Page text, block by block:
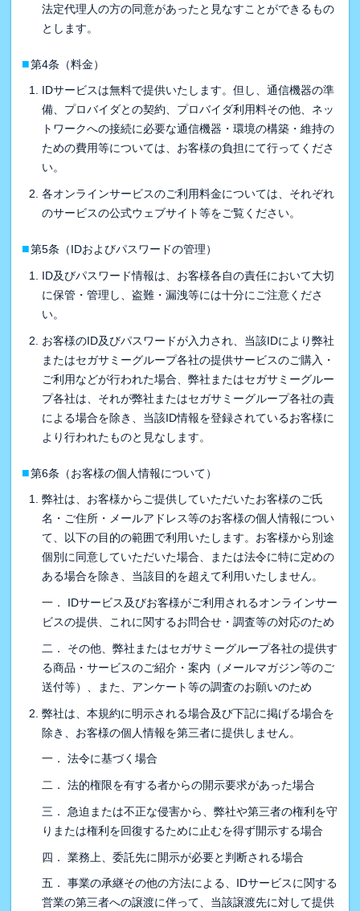
法定代理人の方の同意があったと見なすことができるもの
とします。
■第4条（料金）
IDサービスは無料で提供いたします。但し、通信機器の準
備、プロバイダとの契約、プロバイダ利用料その他、ネッ
トワークへの接続に必要な通信機器・環境の構築・維持の
ための費用等については、お客様の負担にて行ってくださ
い。
各オンラインサービスのご利用料金については、それぞれ
のサービスの公式ウェブサイト等をご覧ください。
■第5条（IDおよびパスワードの管理）
ID及びパスワード情報は、お客様各自の責任において大切
に保管・管理し、盗難・漏洩等には十分にご注意くださ
い。
お客様のID及びパスワードが入力され、当該IDにより弊社
またはセガサミーグループ各社の提供サービスのご購入・
ご利用などが行われた場合、弊社またはセガサミーグルー
プ各社は、それが弊社またはセガサミーグループ各社の責
による場合を除き、当該ID情報を登録されているお客様に
より行われたものと見なします。
■第6条（お客様の個人情報について）
弊社は、お客様からご提供していただいたお客様のご氏
名・ご住所・メールアドレス等のお客様の個人情報につい
て、以下の目的の範囲で利用いたします。お客様から別途
個別に同意していただいた場合、または法令に特に定めの
ある場合を除き、当該目的を超えて利用いたしません。
一． IDサービス及びお客様がご利用されるオンラインサー
ビスの提供、これに関するお問合せ・調査等の対応のため
二． その他、弊社またはセガサミーグループ各社の提供す
る商品・サービスのご紹介・案内（メールマガジン等のご
送付等）、また、アンケート等の調査のお願いのため
弊社は、本規約に明示される場合及び下記に掲げる場合を
除き、お客様の個人情報を第三者に提供しません。
一． 法令に基づく場合
二． 法的権限を有する者からの開示要求があった場合
三． 急迫または不正な侵害から、弊社や第三者の権利を守
りまたは権利を回復するために止むを得ず開示する場合
四． 業務上、委託先に開示が必要と判断される場合
五． 事業の承継その他の方法による、IDサービスに関する
営業の第三者への譲渡に伴って、当該譲渡先に対して提供